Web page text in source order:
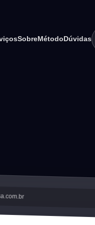
SobreMétodoDúvidas